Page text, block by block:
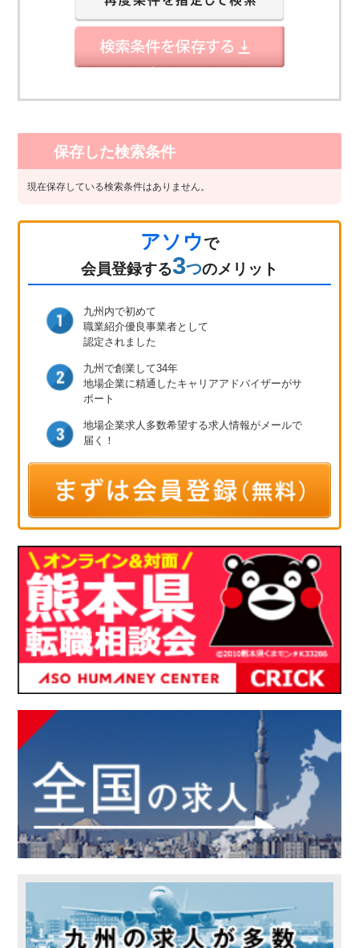
保存した検索条件
現在保存している検索条件はありません。
アソウで
会員登録する3つのメリット
九州内で初めて
職業紹介優良事業者として
認定されました
九州で創業して34年
地場企業に精通したキャリアアドバイザーがサ
ポート
地場企業求人多数希望する求人情報がメールで
届く！